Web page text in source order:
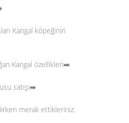
Kangal köpeğinin
Kangal özellikleri➡️
satışı➡️
merak ettikleriniz.